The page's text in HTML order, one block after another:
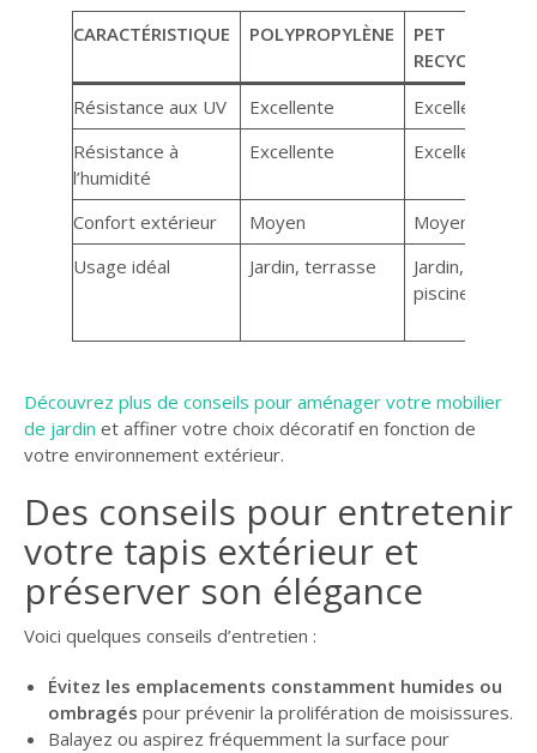
CARACTÉRISTIQUE POLYPROPYLÈNE
PET
RECYCLÉ
Résistance aux UV Excellente Excellente
Résistance à
l’humidité
Excellente Excellente
Confort extérieur Moyen Moyen
Usage idéal
Jardin, terrasse
Jardin,
piscine
Découvrez plus de conseils pour aménager votre mobilier
de jardin et affiner votre choix décoratif en fonction de
votre environnement extérieur.
Des conseils pour entretenir
votre tapis extérieur et
préserver son élégance
Voici quelques conseils d’entretien :
Évitez les emplacements constamment humides ou
ombragés pour prévenir la prolifération de moisissures.
Balayez ou aspirez fréquemment la surface pour